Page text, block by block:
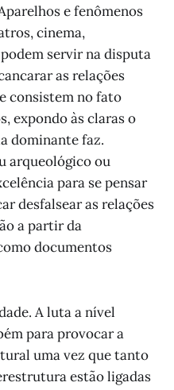
e fenômenos
cinema,
servir na disputa
as relações
consistem no fato
expondo às claras o
dominante faz.
arqueológico ou
para se pensar
desfalsear as relações
a partir da
documentos
A luta a nível
para provocar a
uma vez que tanto
estão ligadas